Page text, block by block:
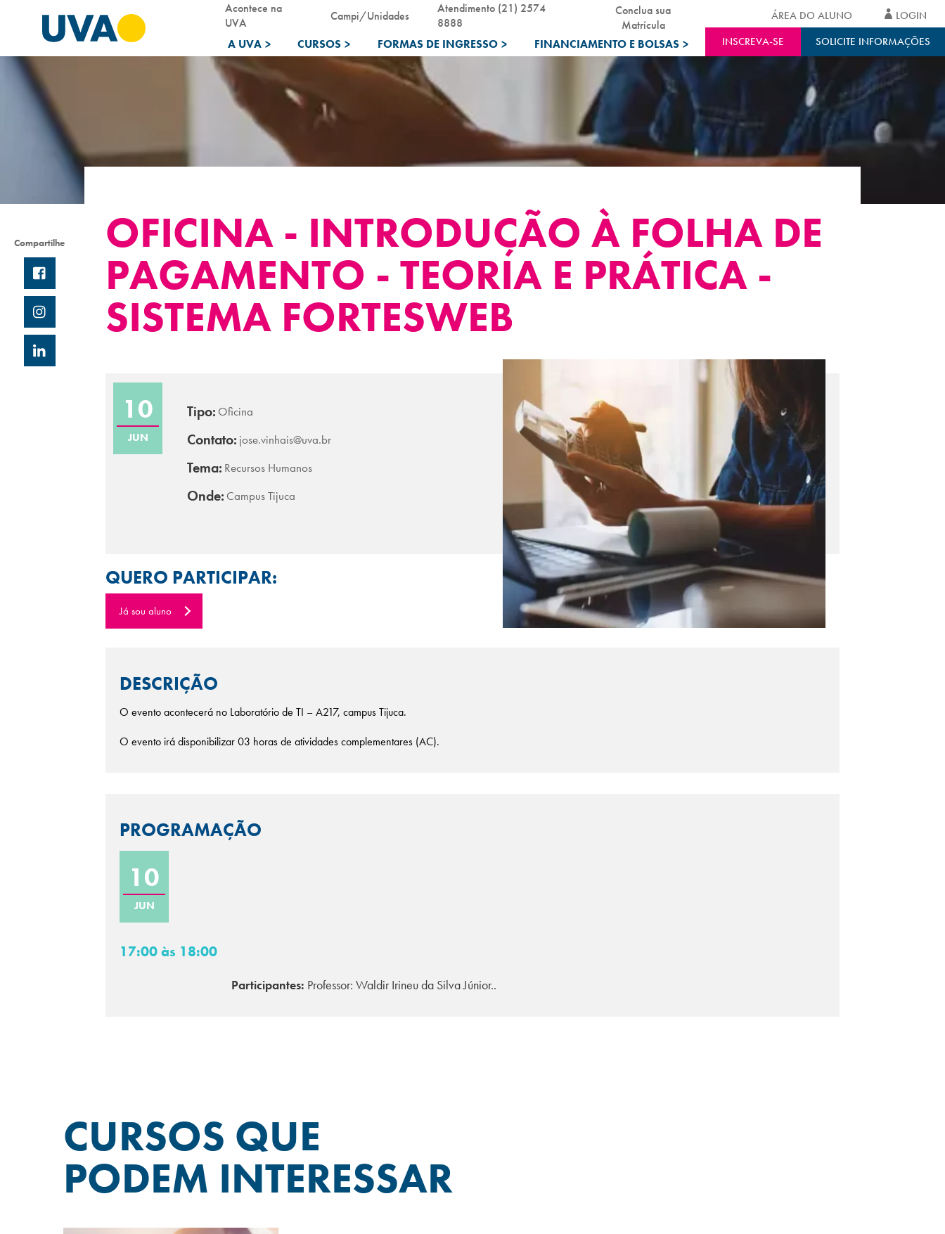
A UVA > CURSOS > FORMAS DE INGRESSO > FINANCIAMENTO E BOLSAS >
Acontece na
UVA
Campi/Unidades
Atendimento (21) 2574
8888
Conclua sua
Matrícula
INSCREVA-SE SOLICITE INFORMAÇÕES
ÁREA DO ALUNO LOGIN
OFICINA - INTRODUÇÃO À FOLHA DE
PAGAMENTO - TEORIA E PRÁTICA -
SISTEMA FORTESWEB
Compartilhe
10
JUN
Tipo: Oficina
Contato: jose.vinhais@uva.br
Tema: Recursos Humanos
Onde: Campus Tijuca
QUERO PARTICIPAR:
Já sou aluno
DESCRIÇÃO
O evento acontecerá no Laboratório de TI – A217, campus Tijuca.
O evento irá disponibilizar 03 horas de atividades complementares (AC).
PROGRAMAÇÃO
10
JUN
17:00 às 18:00
Participantes: Professor: Waldir Irineu da Silva Júnior..
CURSOS QUE
PODEM INTERESSAR